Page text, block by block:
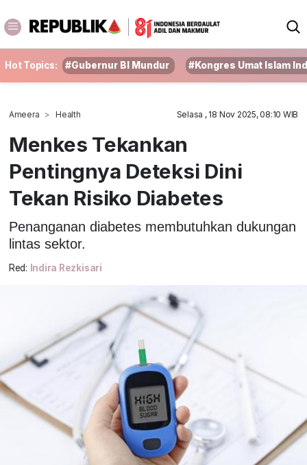
Hot Topics: #Gubernur BI Mundur #Kongres Umat Islam
Ameera Health Selasa , 18 Nov 2025, 08:10 WIB
Menkes Tekankan
Pentingnya Deteksi Dini
Tekan Risiko Diabetes
Penanganan diabetes membutuhkan dukungan
lintas sektor.
Red: Indira Rezkisari